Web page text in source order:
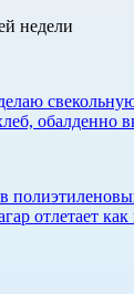
недели
обалденно
отлетает